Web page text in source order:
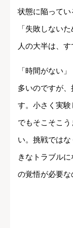
状態に陥ってい
「失敗しない
人の大半は、
「時間がない
多いのですが
す。小さく実験
でもそこそこ
い。挑戦では
きなトラブル
の覚悟が必要な